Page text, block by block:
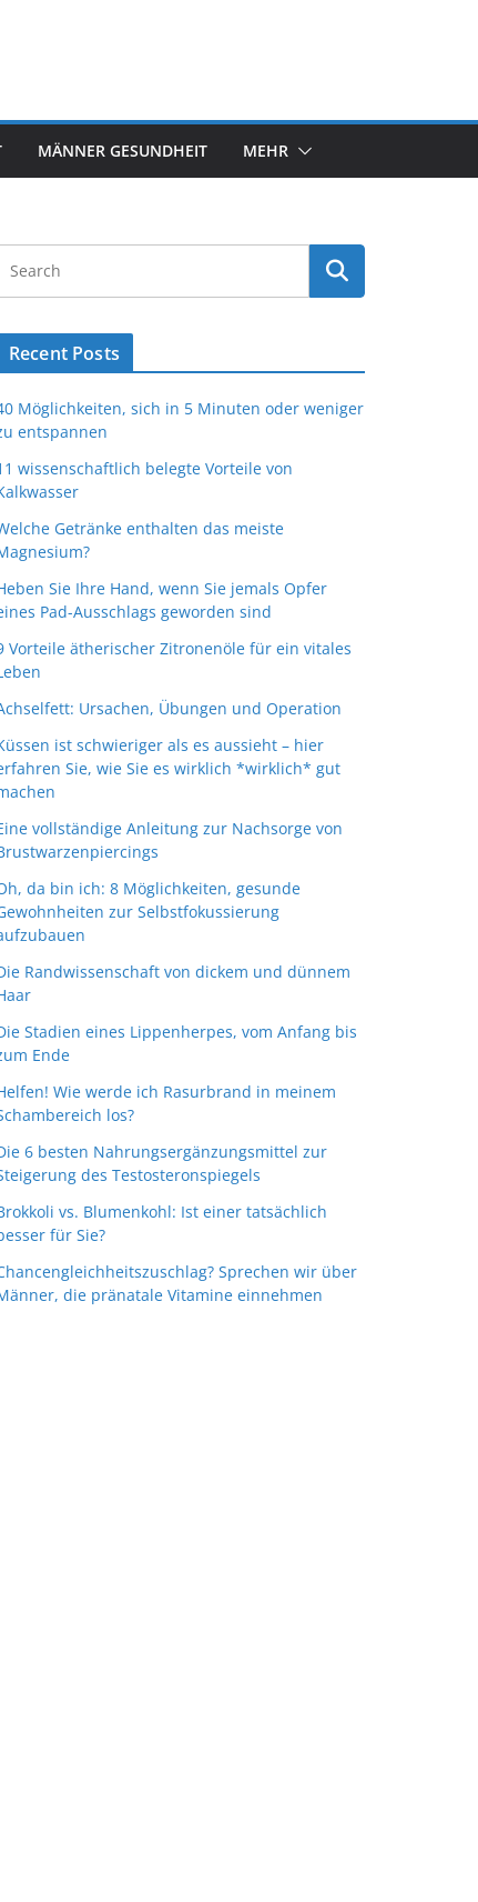
MÄNNER GESUNDHEIT MEHR
Recent Posts
Möglichkeiten, sich in 5 Minuten oder weniger
entspannen
wissenschaftlich belegte Vorteile von
Getränke enthalten das meiste
Sie Ihre Hand, wenn Sie jemals Opfer
Pad-Ausschlags geworden sind
Vorteile ätherischer Zitronenöle für ein vitales
Ursachen, Übungen und Operation
ist schwieriger als es aussieht – hier
Sie, wie Sie es wirklich *wirklich* gut
vollständige Anleitung zur Nachsorge von
da bin ich: 8 Möglichkeiten, gesunde
zur Selbstfokussierung
Randwissenschaft von dickem und dünnem
Stadien eines Lippenherpes, vom Anfang bis
Ende
Wie werde ich Rasurbrand in meinem
los?
6 besten Nahrungsergänzungsmittel zur
des Testosteronspiegels
vs. Blumenkohl: Ist einer tatsächlich
für Sie?
Sprechen wir über
die pränatale Vitamine einnehmen